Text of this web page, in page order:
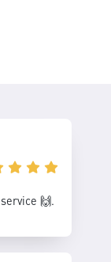
🙌.